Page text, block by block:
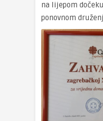
na lijepom
ponovnom